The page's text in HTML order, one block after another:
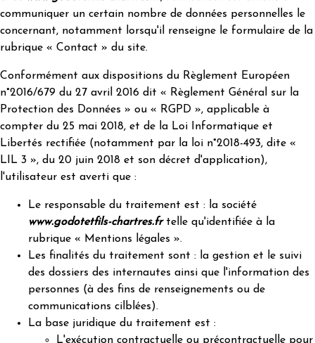
communiquer un certain nombre de données personnelles le
concernant, notamment lorsqu'il renseigne le formulaire de la
rubrique « Contact » du site.
Conformément aux dispositions du Règlement Européen
n°2016/679 du 27 avril 2016 dit « Règlement Général sur la
Protection des Données » ou « RGPD », applicable à
compter du 25 mai 2018, et de la Loi Informatique et
Libertés rectifiée (notamment par la loi n°2018-493, dite «
LIL 3 », du 20 juin 2018 et son décret d'application),
l'utilisateur est averti que :
Le responsable du traitement est : la société
www.godotetfils-chartres.frtelle qu'identifiée à la
rubrique « Mentions légales ».
Les finalités du traitement sont : la gestion et le suivi
des dossiers des internautes ainsi que l'information des
personnes (à des fins de renseignements ou de
communications cilblées).
La base juridique du traitement est :
L'exécution contractuelle ou précontractuelle pour